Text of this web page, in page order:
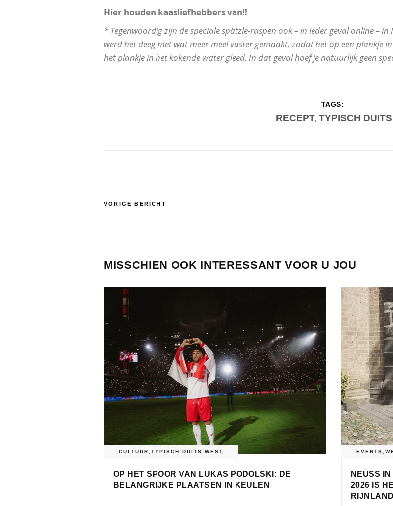
Hier houden kaasliefhebbers van!!
* Tegenwoordig zijn de speciale spätzle-raspen ook – in ieder geval online –
werd het deeg met wat meer meel vaster gemaakt, zodat het op een plankje
het plankje in het kokende water gleed. In dat geval hoef je natuurlijk geen
TAGS:
RECEPT, TYPISCH DUITS
VORIGE BERICHT
MISSCHIEN OOK INTERESSANT VOOR U JOU
CULTUUR TYPISCH DUITS WEST
OP HET SPOOR VAN LUKAS PODOLSKI: DE
BELANGRIJKE PLAATSEN IN KEULEN
EVENTS
NEUSS
2026 IS
RIJNLAND